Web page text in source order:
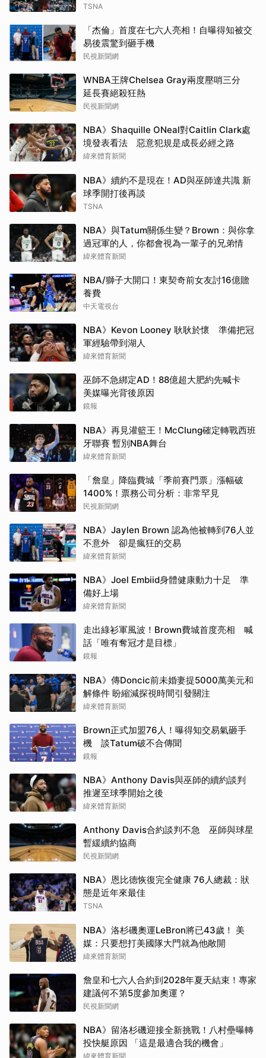
TSNA
「杰倫」首度在七六人亮相！自曝得知被交
易後震驚到砸手機
民視新聞網
WNBA王牌Chelsea Gray兩度壓哨三分
延長賽絕殺狂熱
民視新聞網
NBA》Shaquille ONeal對Caitlin Clark處
境發表看法 惡意犯規是成長必經之路
緯來體育新聞
NBA》續約不是現在！AD與巫師達共識 新
球季開打後再談
TSNA
NBA》與Tatum關係生變？Brown：與你拿
過冠軍的人，你都會視為一輩子的兄弟情
緯來體育新聞
NBA/獅子大開口！東契奇前女友討16億贍
養費
中天電視台
NBA》Kevon Looney 耿耿於懷 準備把冠
軍經驗帶到湖人
緯來體育新聞
巫師不急綁定AD！88億超大肥約先喊卡
美媒曝光背後原因
鏡報
NBA》再見灌籃王！McClung確定轉戰西班
牙聯賽 暫別NBA舞台
緯來體育新聞
「詹皇」降臨費城「季前賽門票」漲幅破
1400%！票務公司分析：非常罕見
民視新聞網
NBA》Jaylen Brown 認為他被轉到76人並
不意外 卻是瘋狂的交易
緯來體育新聞
NBA》Joel Embiid身體健康動力十足 準
備好上場
緯來體育新聞
走出綠衫軍風波！Brown費城首度亮相 喊
話「唯有奪冠才是目標」
鏡報
NBA》傳Doncic前未婚妻提5000萬美元和
解條件 盼縮減探視時間引發關注
緯來體育新聞
Brown正式加盟76人！曝得知交易氣砸手
機 談Tatum破不合傳聞
鏡報
NBA》Anthony Davis與巫師的續約談判
推遲至球季開始之後
緯來體育新聞
Anthony Davis合約談判不急 巫師與球星
暫緩續約協商
民視新聞網
NBA》恩比德恢復完全健康 76人總裁：狀
態是近年來最佳
TSNA
NBA》洛杉磯奧運LeBron將已43歲！ 美
媒：只要想打美國隊大門就為他敞開
緯來體育新聞
詹皇和七六人合約到2028年夏天結束！專家
建議何不第5度參加奧運？
民視新聞網
NBA》留洛杉磯迎接全新挑戰！八村壘曝轉
投快艇原因 「這是最適合我的機會」
緯來體育新聞